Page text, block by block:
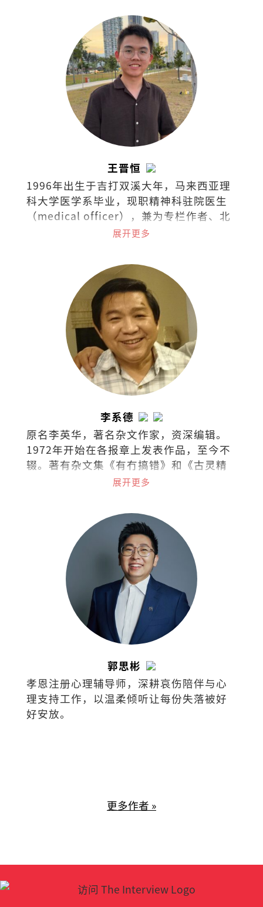
王晋恒
1996年出生于吉打双溪大年，马来西亚理
科大学医学系毕业，现职精神科驻院医生
（medical officer），兼为专栏作者、北
马作协副主席。曾任《马华文学》执行编
时报文学奖、花踪新秀文学奖、香港青年
文学奖等。长篇小说《弃医者》入选《亚
洲周刊》2025年度“全球华人十大小
展开更多
李系德
原名李英华，著名杂文作家，资深编辑。
1972年开始在各报章上发表作品，至今不
辍。著有杂文集《有冇搞错》和《古灵精
展开更多
郭思彬
孝恩注册心理辅导师，深耕哀伤陪伴与心
理支持工作，以温柔倾听让每份失落被好
好安放。
更多作者 »